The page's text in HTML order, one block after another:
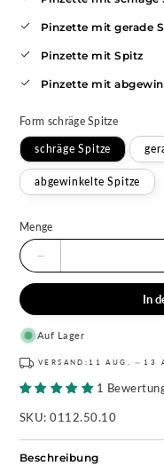
Pinzette mit gerade
Pinzette mit Spitz
Pinzette mit
Form schräge Spitze
schräge Spitze
abgewinkelte Spitze
Menge
für
professionelle
Präzision
In
Auf Lager
VERSAND:11 AUG. 13
1
SKU: 0112.50.10
Beschreibung